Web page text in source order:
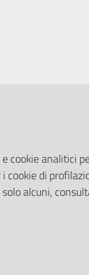
Gare e Appalti
Richiesta Patrocinio
cookie analitici
di
alcuni,